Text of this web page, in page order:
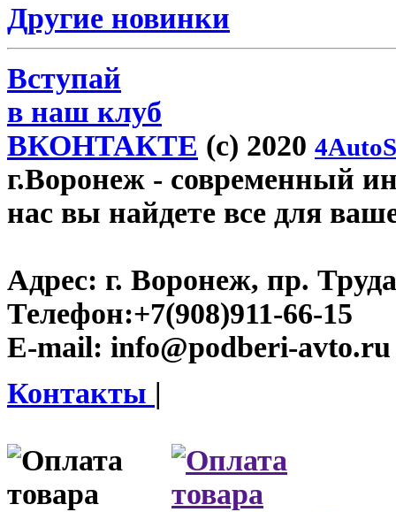
Другие новинки
Вступай
в наш клуб
ВКОНТАКТЕ (c) 2020
г.Воронеж - современный
нас вы найдете все для
Адрес: г. Воронеж, пр.
Телефон:+7(908)911-66-15
E-mail: info@podberi-avto.ru
Контакты |